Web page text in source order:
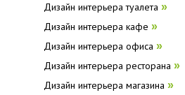
Дизайн интерьера туалета »
Дизайн интерьера кафе »
Дизайн интерьера офиса »
Дизайн интерьера ресторана »
Дизайн интерьера магазина »